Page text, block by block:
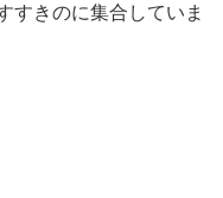
すきのに集合していま